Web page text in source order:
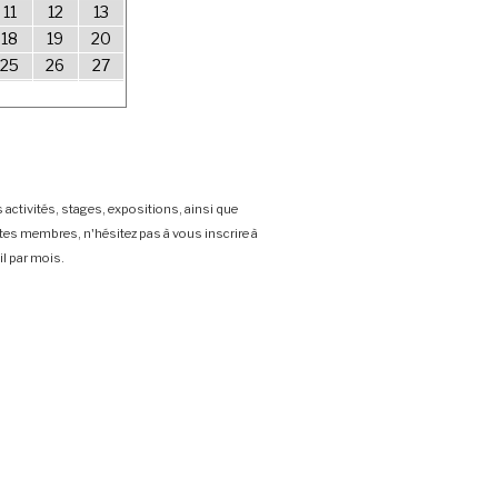
11 12
13
18 19
20
25 26
27
activités, stages, expositions, ainsi que
membres, n'hésitez pas à vous inscrire à
par mois.